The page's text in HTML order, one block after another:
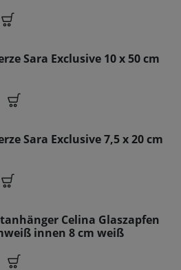
Sara Exclusive 10 x 50 cm
Sara Exclusive 7,5 x 20 cm
Celina Glaszapfen
innen 8 cm weiß